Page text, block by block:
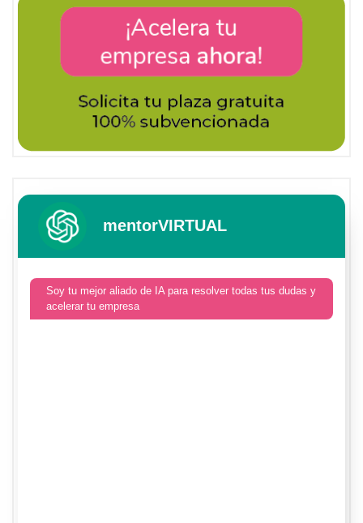
mentorVIRTUAL
Soy tu mejor aliado de IA para resolver todas tus dudas y
acelerar tu empresa